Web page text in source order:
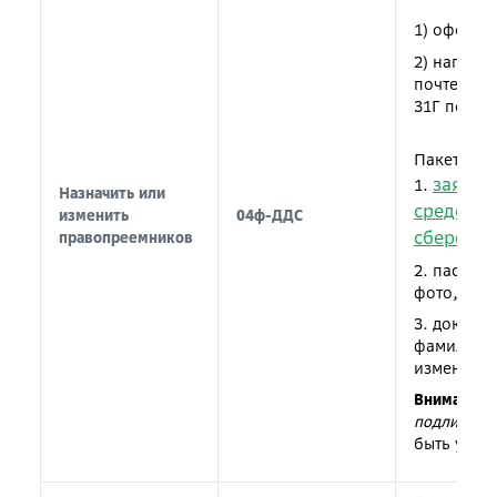
Назначить или
изменить
правопреемников
04ф-ДДС
1)
2)
почте
31Г
Пакет
1.
средств
2.
фото,
3.
фамилии,
Внимание!
быть